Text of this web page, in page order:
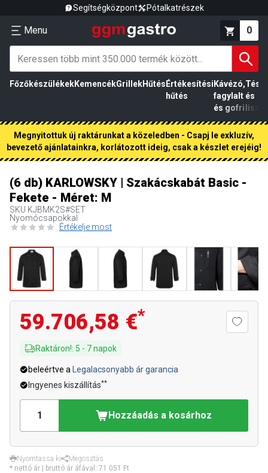
Segítségközpont Pótalkatrészek
Menu 0
FőzőkészülékekKemencékGrillekHűtés Értékesítési
hűtés
Kávézó,
fagylalt
és gofri
és
liszt
Megnyitottuk új raktárunkat a közeledben - Csapj le exkluzív,
bevezető ajánlatainkra, korlátozott ideig, csak a készlet erejéig!
(6 db) KARLOWSKY | Szakácskabát Basic -
Fekete - Méret: M
SKU KJBMK2S#SET
Nyomócsapokkal
Értékelje most
59.706,58 €*
Raktáron!: 5 - 7napok
beleértve a
Legalacsonyabb ár garancia
Ingyenes kiszállítás**
Hozzáadás a kosárhoz
Nyomtassa ki
Megosztás
* nettó ár | bruttó ár áfával: 71 051 Ft